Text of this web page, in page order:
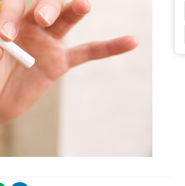
: ce
nuit-il à
la
tique en
dans
42 jours